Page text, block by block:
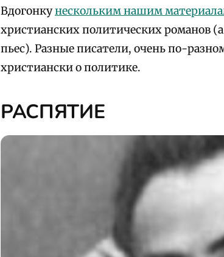
Вдогонкунескольким нашим
христианских политических романов
пьес). Разные писатели, очень по-
христиански о политике.
РАСПЯТИЕ